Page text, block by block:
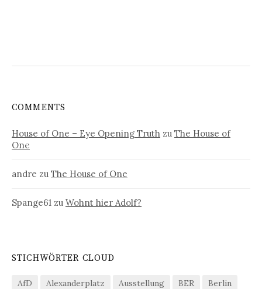
COMMENTS
House of One – Eye Opening Truth zu The House of
One
andre zu The House of One
Spange61 zu Wohnt hier Adolf?
STICHWÖRTER CLOUD
AfD Alexanderplatz Ausstellung BER
Berlin